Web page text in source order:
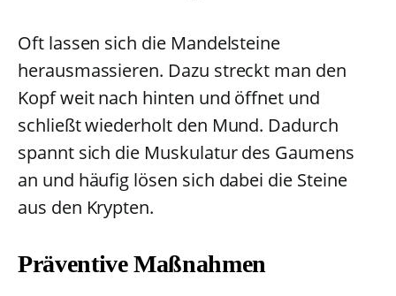
Oft lassen sich die Mandelsteine
herausmassieren. Dazu streckt man den
Kopf weit nach hinten und öffnet und
schließt wiederholt den Mund. Dadurch
spannt sich die Muskulatur des Gaumens
an und häufig lösen sich dabei die Steine
aus den Krypten.
Präventive Maßnahmen